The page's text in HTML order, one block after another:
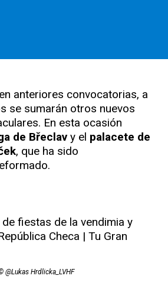
anteriores convocatorias, a
se sumarán otros nuevos
En esta ocasión
de Břeclav y el palacete de
, que ha sido
@Lukas Hrdlicka_LVHF